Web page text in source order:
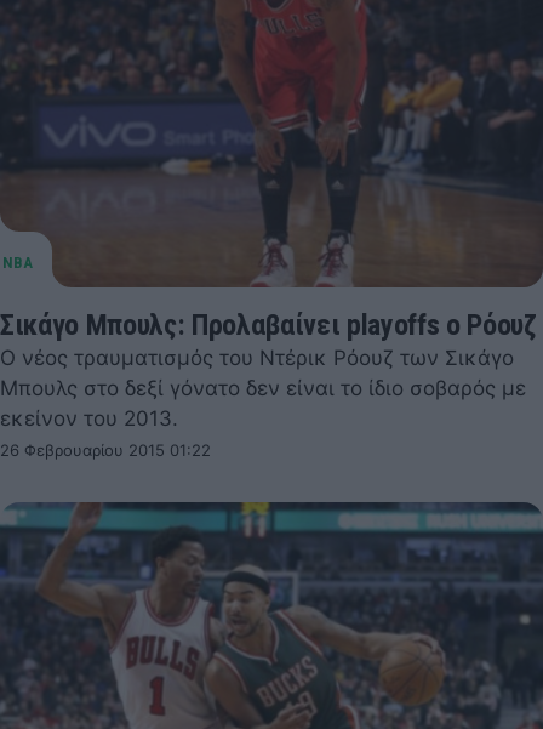
Σικάγο Μπουλς: Προλαβαίνει playoffs o Ρόουζ
Ο νέος τραυματισμός του Ντέρικ Ρόουζ των Σικάγο
Μπουλς στο δεξί γόνατο δεν είναι το ίδιο σοβαρός με
εκείνον του 2013.
26 Φεβρουαρίου 2015 01:22